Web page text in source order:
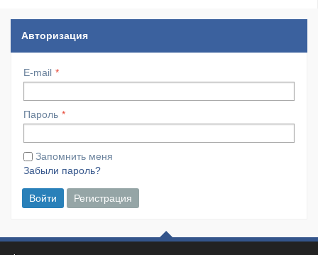
Авторизация
E-mail
Пароль
Запомнить меня
Забыли пароль?
Войти Регистрация